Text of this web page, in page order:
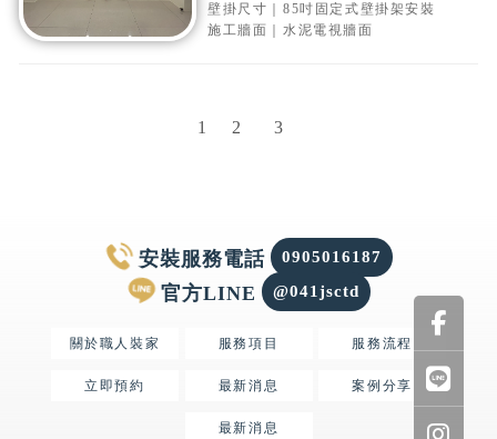
壁掛尺寸｜85吋固定式壁掛架安裝
施工牆面｜水泥電視牆面
1 2 3
@041jsctd
0905016187
關於職人裝家 服務項目 服務流程
立即預約 最新消息 案例分享
最新消息